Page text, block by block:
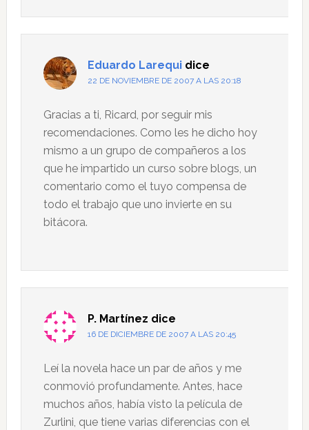
Eduardo Larequi dice
22 DE NOVIEMBRE DE 2007 A LAS 20:18
Gracias a ti, Ricard, por seguir mis
recomendaciones. Como les he dicho hoy
mismo a un grupo de compañeros a los
que he impartido un curso sobre blogs, un
comentario como el tuyo compensa de
todo el trabajo que uno invierte en su
bitácora.
P. Martínez dice
16 DE DICIEMBRE DE 2007 A LAS 20:45
Leí la novela hace un par de años y me
conmovió profundamente. Antes, hace
muchos años, había visto la película de
Zurlini, que tiene varias diferencias con el